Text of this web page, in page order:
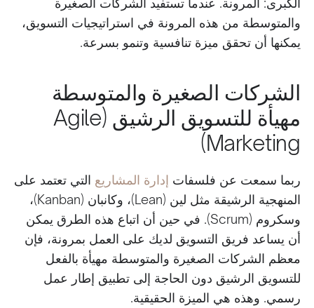
والمتوسطة من هذه المرونة في استراتيجيات التسويق،
يمكنها أن تحقق ميزة تنافسية وتنمو بسرعة.
الشركات الصغيرة والمتوسطة
مهيأة للتسويق الرشيق (Agile
Marketing)
ربما سمعت عن فلسفات إدارة المشاريع التي تعتمد على
المنهجية الرشيقة مثل لين (Lean)، وكانبان (Kanban)،
وسكروم (Scrum). في حين أن اتباع هذه الطرق يمكن
أن يساعد فريق التسويق لديك على العمل بمرونة، فإن
معظم الشركات الصغيرة والمتوسطة مهيأة بالفعل
للتسويق الرشيق دون الحاجة إلى تطبيق إطار عمل
رسمي. وهذه هي الميزة الحقيقية.